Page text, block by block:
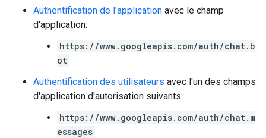
Authentification de l'application avec le champ
d'application:
https://www.googleapis.com/auth/chat.b
ot
Authentification des utilisateurs avec l'un des champs
d'application d'autorisation suivants:
https://www.googleapis.com/auth/chat.m
essages